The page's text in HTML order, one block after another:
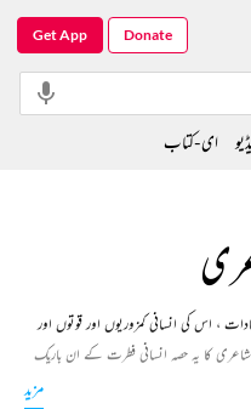
، اس کی انسانی کمزوریوں اور قوتوں اور
کا یہ حصہ انسانی فطرت کے ان باریک
سے اوجھل رہتے ہیں ۔ ہمارے اس انتخابمزید
Get App Donate
ای-کتاب